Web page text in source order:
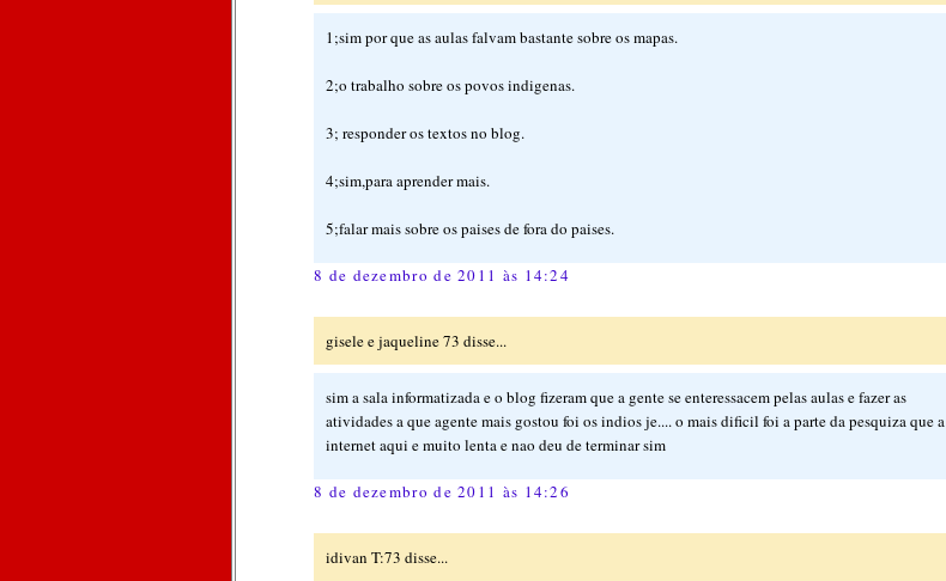
1;sim por que as aulas falvam bastante sobre os mapas.
2;o trabalho sobre os povos indigenas.
3; responder os textos no blog.
4;sim,para aprender mais.
5;falar mais sobre os paises de fora do paises.
8 de dezembro de 2011 às 14:24
gisele e jaqueline 73 disse...
sim a sala informatizada e o blog fizeram que a gente se enteressacem pelas aulas e fazer as
atividades a que agente mais gostou foi os indios je.... o mais dificil foi a parte da pesquiza que a
internet aqui e muito lenta e nao deu de terminar sim
8 de dezembro de 2011 às 14:26
idivan T:73 disse...